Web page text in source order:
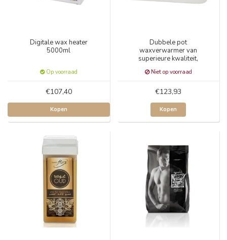
Digitale wax heater
5000ml
Op voorraad
€107,40
Kopen
Dubbele pot
waxverwarmer van
superieure kwaliteit,
Niet op voorraad
€123,93
Kopen